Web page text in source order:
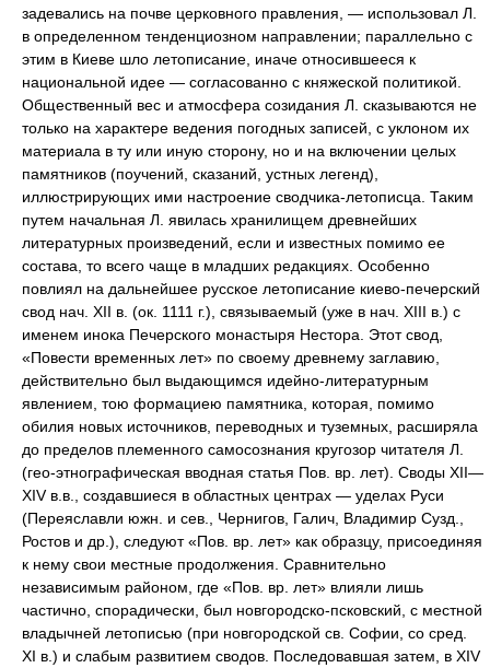
задевались на почве церковного правления, — использовал Л.
в определенном тенденциозном направлении; параллельно с
этим в Киеве шло летописание, иначе относившееся к
национальной идее — согласованно с княжеской политикой.
Общественный вес и атмосфера созидания Л. сказываются не
только на характере ведения погодных записей, с уклоном их
материала в ту или иную сторону, но и на включении целых
памятников (поучений, сказаний, устных легенд),
иллюстрирующих ими настроение сводчика-летописца. Таким
путем начальная Л. явилась хранилищем древнейших
литературных произведений, если и известных помимо ее
состава, то всего чаще в младших редакциях. Особенно
повлиял на дальнейшее русское летописание киево-печерский
свод нач. XII в. (ок. 1111 г.), связываемый (уже в нач. XIII в.) с
именем инока Печерского монастыря Нестора. Этот свод,
«Повести временных лет» по своему древнему заглавию,
действительно был выдающимся идейно-литературным
явлением, тою формациею памятника, которая, помимо
обилия новых источников, переводных и туземных, расширяла
до пределов племенного самосознания кругозор читателя Л.
(гео-этнографическая вводная статья Пов. вр. лет). Своды XII—
XIV в.в., создавшиеся в областных центрах — уделах Руси
(Переяславли южн. и сев., Чернигов, Галич, Владимир Сузд.,
Ростов и др.), следуют «Пов. вр. лет» как образцу, присоединяя
к нему свои местные продолжения. Сравнительно
независимым районом, где «Пов. вр. лет» влияли лишь
частично, спорадически, был новгородско-псковский, с местной
владычней летописью (при новгородской св. Софии, со сред.
XI в.) и слабым развитием сводов. Последовавшая затем, в XIV